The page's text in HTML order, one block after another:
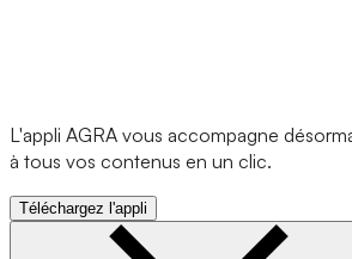
L'appli AGRA vous accompagne
à tous vos contenus en un clic.
Téléchargez l'appli